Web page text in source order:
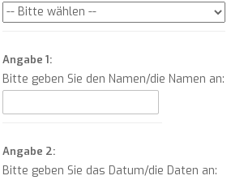
Angabe 1:
Bitte geben Sie den Namen/die Namen an:
Angabe 2:
Bitte geben Sie das Datum/die Daten an: